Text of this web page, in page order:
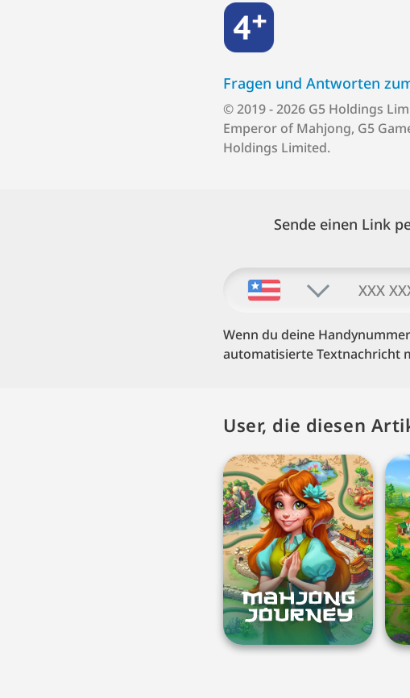
4+
Fragen und Antworten
© 2019 - 2026 G5 Holdings
Emperor of Mahjong, G5
Holdings Limited.
Sende einen Link
Wenn du deine
automatisierte Textnachricht
User, die diesen